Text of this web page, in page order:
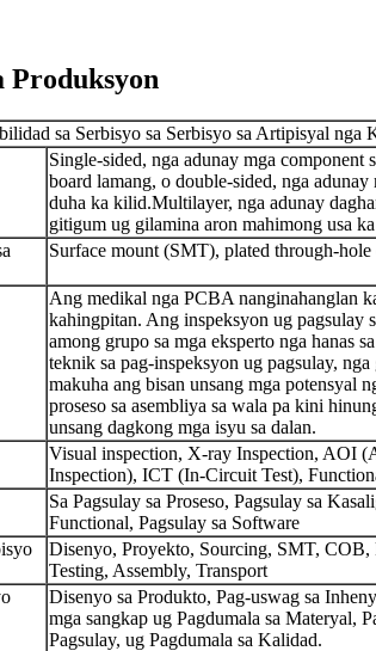
Produksyon
sa Serbisyo sa Serbisyo sa Artipisyal nga
Single-sided, nga adunay mga component
board lamang, o double-sided, nga adunay
duha ka kilid.Multilayer, nga adunay
gitigum ug gilamina aron mahimong usa
Surface mount (SMT), plated through-
Ang medikal nga PCBA nanginahanglan
kahingpitan. Ang inspeksyon ug pagsulay
among grupo sa mga eksperto nga hanas
teknik sa pag-inspeksyon ug pagsulay,
makuha ang bisan unsang mga potensyal
proseso sa asembliya sa wala pa kini
unsang dagkong mga isyu sa dalan.
Visual inspection, X-ray Inspection, AOI
Inspection), ICT (In-Circuit Test),
Sa Pagsulay sa Proseso, Pagsulay sa
Functional, Pagsulay sa Software
Disenyo, Proyekto, Sourcing, SMT, COB,
Testing, Assembly, Transport
Disenyo sa Produkto, Pag-uswag sa
mga sangkap ug Pagdumala sa Materyal,
Pagsulay, ug Pagdumala sa Kalidad.